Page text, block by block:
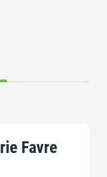
Favre